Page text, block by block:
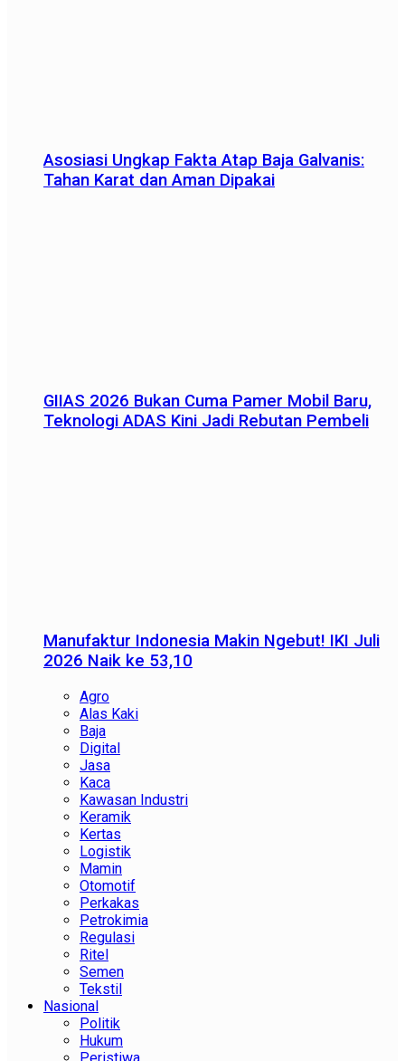
Asosiasi Ungkap Fakta Atap Baja Galvanis:
Tahan Karat dan Aman Dipakai
GIIAS 2026 Bukan Cuma Pamer Mobil Baru,
Teknologi ADAS Kini Jadi Rebutan Pembeli
Manufaktur Indonesia Makin Ngebut! IKI Juli
2026 Naik ke 53,10
Agro
Alas Kaki
Baja
Digital
Jasa
Kaca
Kawasan Industri
Keramik
Kertas
Logistik
Mamin
Otomotif
Perkakas
Petrokimia
Regulasi
Ritel
Semen
Tekstil
Nasional
Politik
Hukum